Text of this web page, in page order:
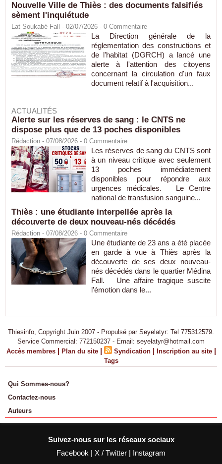
Nouvelle Ville de Thiès : des documents falsifiés
sèment l'inquiétude
Lat Soukabé Fall - 02/07/2026 - 0 Commentaire
La Direction générale de la
réglementation des constructions et
de l'habitat (DGRCH) a lancé une
alerte à l'attention des citoyens
concernant la circulation d'un faux
document relatif à l'acquisition...
ACTUALITÉS
Alerte sur les réserves de sang : le CNTS ne
dispose plus que de 13 poches disponibles
Rédaction - 07/08/2026 - 0 Commentaire
Les réserves de sang du CNTS sont
à un niveau critique avec seulement
13 poches immédiatement
disponibles pour répondre aux
urgences médicales. Le Centre
national de transfusion sanguine...
Thiès : une étudiante interpellée après la
découverte de deux nouveau-nés décédés
Rédaction - 07/08/2026 - 0 Commentaire
Une étudiante de 23 ans a été placée
en garde à vue à Thiès après la
découverte de ses deux nouveau-
nés décédés dans le quartier Médina
Fall. Une affaire tragique suscite
l’émotion dans le...
Thiesinfo, Copyright Juin 2007 - Propulsé par Seyelatyr: Tel 775312579.
Service Commercial: 772150237 - Email: seyelatyr@hotmail.com
Accès membres | Plan du site | Syndication | Inscription au site |
Tags
Qui Sommes-nous?
Contactez-nous
Auteurs
Suivez-nous sur les réseaux sociaux
Facebook | X / Twitter | Instagram